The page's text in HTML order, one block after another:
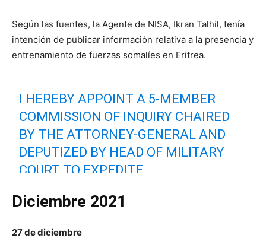
Según las fuentes, la Agente de NISA, Ikran Talhil, tenía
intención de publicar información relativa a la presencia y
entrenamiento de fuerzas somalíes en Eritrea.
I HEREBY APPOINT A 5-MEMBER
COMMISSION OF INQUIRY CHAIRED
BY THE ATTORNEY-GENERAL AND
DEPUTIZED BY HEAD OF MILITARY
COURT TO EXPEDITE
IKRAN TAHLIL AND TO HAND OVER
RESPONSIBLE LEGAL INSTITUTIONS
Diciembre 2021
27 de diciembre